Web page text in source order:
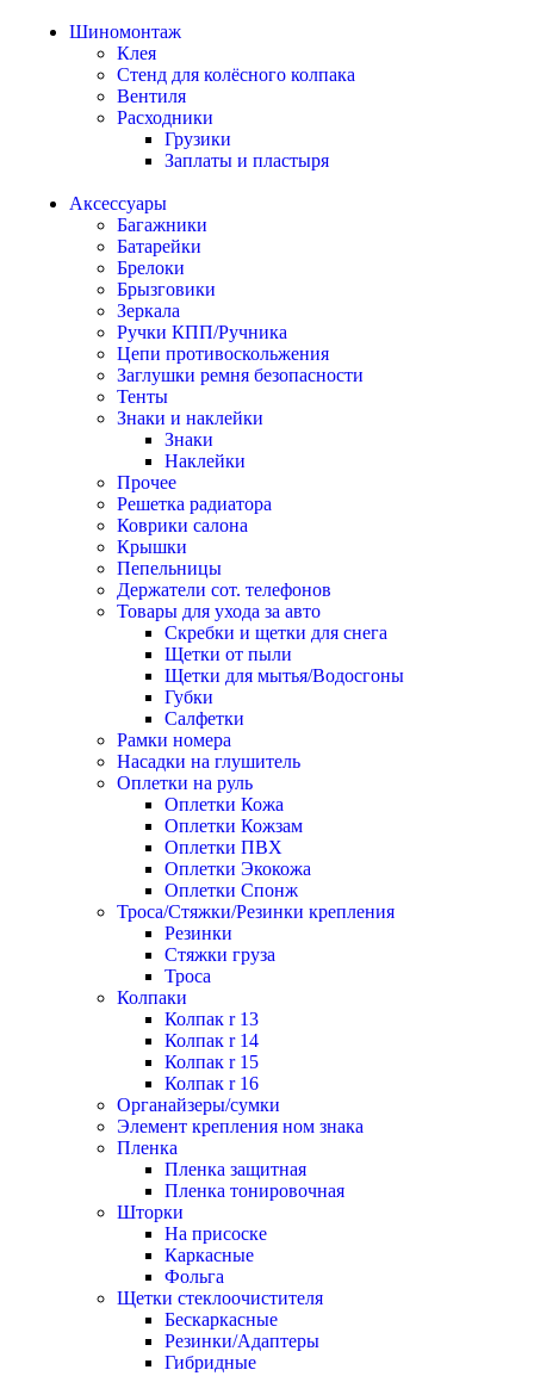
Шиномонтаж
Клея
Стенд для колёсного колпака
Вентиля
Расходники
Грузики
Заплаты и пластыря
Аксессуары
Багажники
Батарейки
Брелоки
Брызговики
Зеркала
Ручки КПП/Ручника
Цепи противоскольжения
Заглушки ремня безопасности
Тенты
Знаки и наклейки
Знаки
Наклейки
Прочее
Решетка радиатора
Коврики салона
Крышки
Пепельницы
Держатели сот. телефонов
Товары для ухода за авто
Скребки и щетки для снега
Щетки от пыли
Щетки для мытья/Водосгоны
Губки
Салфетки
Рамки номера
Насадки на глушитель
Оплетки на руль
Оплетки Кожа
Оплетки Кожзам
Оплетки ПВХ
Оплетки Экокожа
Оплетки Спонж
Троса/Стяжки/Резинки крепления
Резинки
Стяжки груза
Троса
Колпаки
Колпак r 13
Колпак r 14
Колпак r 15
Колпак r 16
Органайзеры/сумки
Элемент крепления ном знака
Пленка
Пленка защитная
Пленка тонировочная
Шторки
На присоске
Каркасные
Фольга
Щетки стеклоочистителя
Бескаркасные
Резинки/Адаптеры
Гибридные